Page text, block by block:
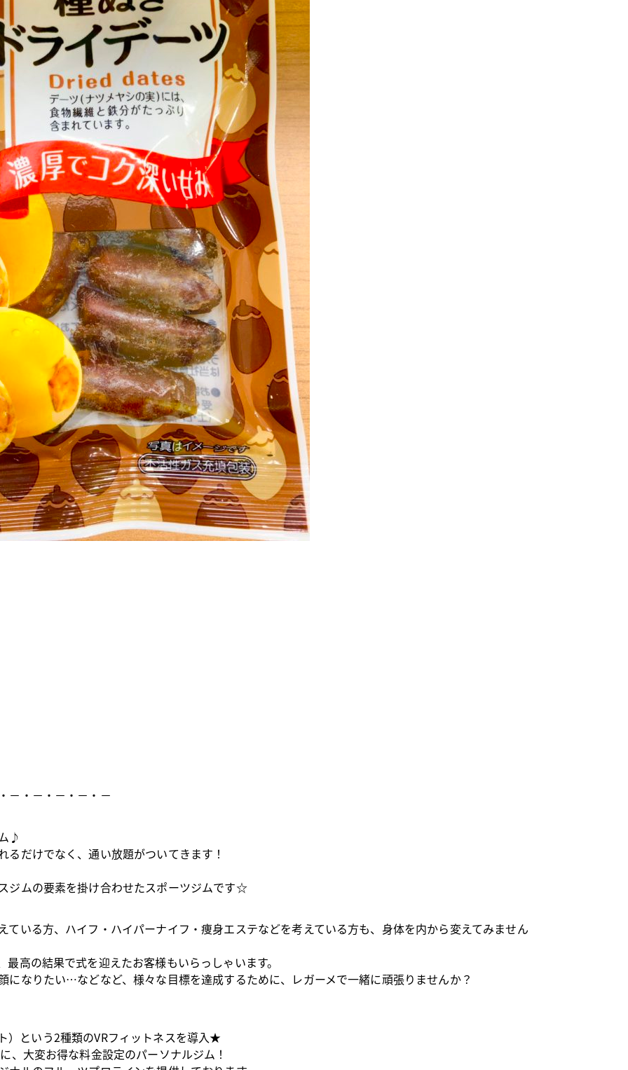
－・－・－・－・－
♪
だけでなく、通い放題がついてきます！
ジムの要素を掛け合わせたスポーツジムです☆
いる方、ハイフ・ハイパーナイフ・痩身エステなどを考えている方も、身体を内から変えてみません
高の結果で式を迎えたお客様もいらっしゃいます。
になりたい…などなど、様々な目標を達成するために、レガーメで一緒に頑張りませんか？
）という2種類のVRフィットネスを導入★
、大変お得な料金設定のパーソナルジム！